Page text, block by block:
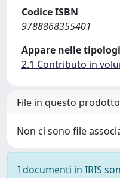
Codice ISBN
9788868355401
Appare nelle
2.1 Contributo in
File in questo
Non ci sono file
I documenti in IRIS